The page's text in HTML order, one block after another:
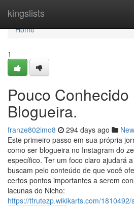
kingslists
Home
Home
1
Pouco
Blogueira.
franze802imo8 294 days ago
Este primeiro passo em sua própria
como ser blogueira no Instagram do
específico. Ter um foco claro ajudará
buscam pelo conteúdo de que você
certos pontos importantes a serem
lacunas do Nicho:
https://tfrutezp.wikikarts.com/